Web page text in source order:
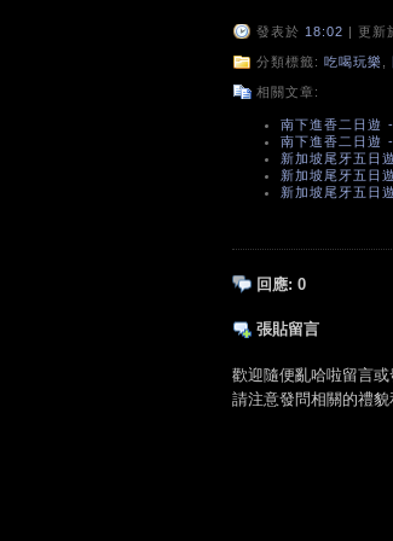
發表於 18:02 | 更
分類標籤: 吃喝玩樂
相關文章:
南下進香二日遊
南下進香二日遊
新加坡尾牙五日
新加坡尾牙五日
新加坡尾牙五日
回應: 0
張貼留言
歡迎隨便亂哈啦留言
請注意發問相關的禮